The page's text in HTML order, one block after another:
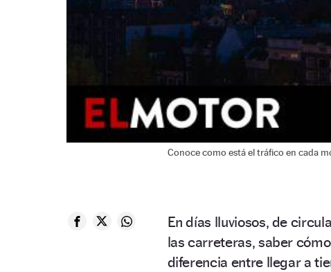
Conoce como está el tráfico en cada
En días lluviosos, de
las carreteras, saber
diferencia entre llegar a